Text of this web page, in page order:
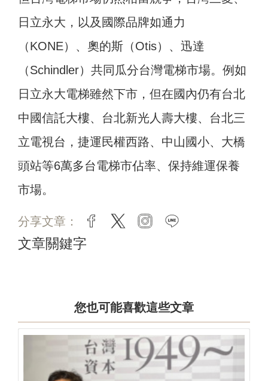
日立永大，以及國際品牌如通力
（KONE）、奧的斯（Otis）、迅達
（Schindler）共同瓜分台灣電梯市場。 例如
日立永大電梯雖然下市，但在國內仍有台北
中國信託大樓、台北新光人壽大樓、台北三
立電視台，捷運民權西路、中山國小、大橋
頭站等6萬多台電梯市佔率、保持維運保養
市場。
分享文章： facebook
twitter instagram
文章關鍵字
您也可能喜歡這些文章